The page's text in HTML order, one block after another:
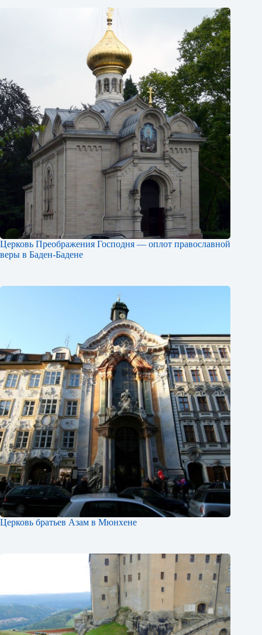
Церковь Преображения Господня — оплот православной
веры в Баден-Бадене
Церковь братьев Азам в Мюнхене